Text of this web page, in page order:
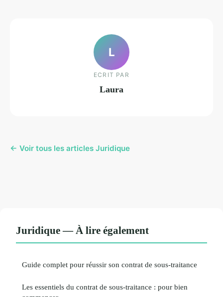
L
ECRIT PAR
Laura
← Voir tous les articles Juridique
Juridique — À lire également
Guide complet pour réussir son contrat de sous-traitance
Les essentiels du contrat de sous-traitance : pour bien